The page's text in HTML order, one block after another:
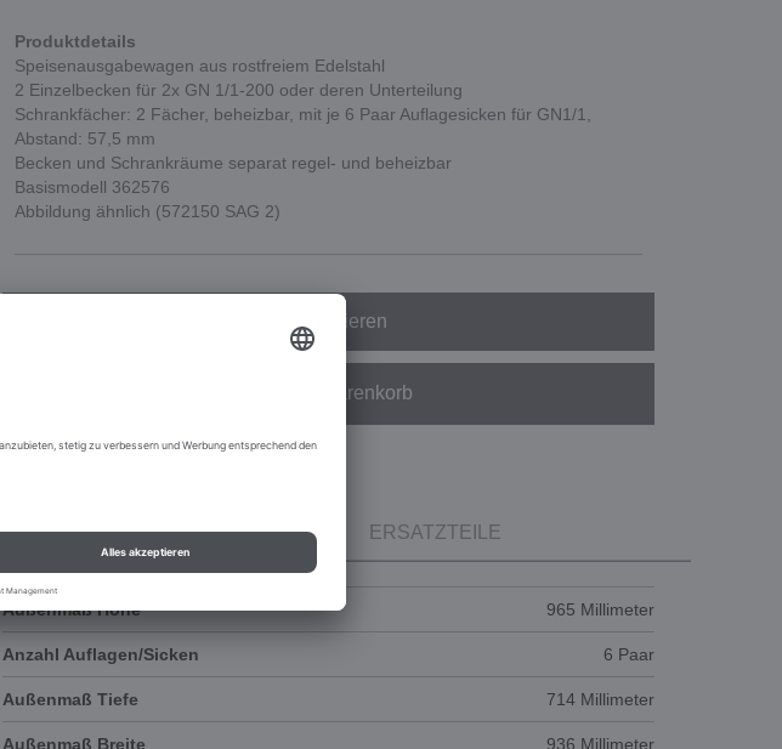
Produktdetails
Speisenausgabewagen aus rostfreiem Edelstahl
2 Einzelbecken für 2x GN 1/1-200 oder deren Unterteilung
Schrankfächer: 2 Fächer, beheizbar, mit je 6 Paar Auflagesicken für GN1/1,
Abstand: 57,5 mm
Becken und Schrankräume separat regel- und beheizbar
Basismodell 362576
Abbildung ähnlich (572150 SAG 2)
Konfigurieren
In den Warenkorb
3D-ANIMATION ERSATZTEILE
Außenmaß Höhe 965 Millimeter
Anzahl Auflagen/Sicken 6 Paar
Außenmaß Tiefe 714 Millimeter
Außenmaß Breite 936 Millimeter